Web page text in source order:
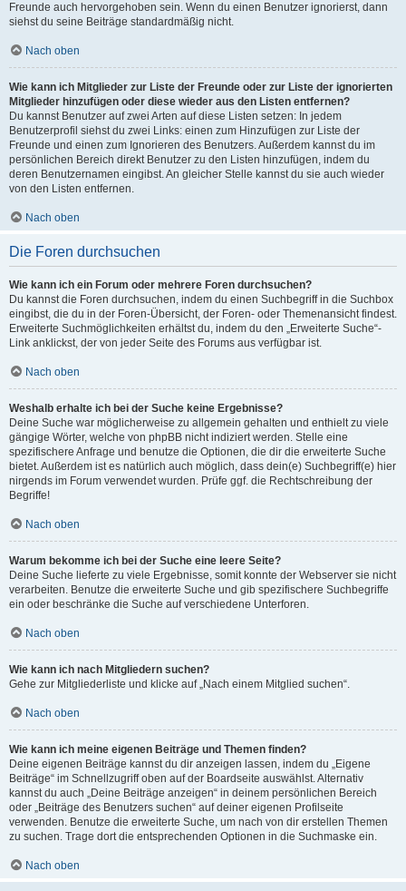
Freunde auch hervorgehoben sein. Wenn du einen Benutzer ignorierst, dann
siehst du seine Beiträge standardmäßig nicht.
Nach oben
Wie kann ich Mitglieder zur Liste der Freunde oder zur Liste der ignorierten
Mitglieder hinzufügen oder diese wieder aus den Listen entfernen?
Du kannst Benutzer auf zwei Arten auf diese Listen setzen: In jedem
Benutzerprofil siehst du zwei Links: einen zum Hinzufügen zur Liste der
Freunde und einen zum Ignorieren des Benutzers. Außerdem kannst du im
persönlichen Bereich direkt Benutzer zu den Listen hinzufügen, indem du
deren Benutzernamen eingibst. An gleicher Stelle kannst du sie auch wieder
von den Listen entfernen.
Nach oben
Die Foren durchsuchen
Wie kann ich ein Forum oder mehrere Foren durchsuchen?
Du kannst die Foren durchsuchen, indem du einen Suchbegriff in die Suchbox
eingibst, die du in der Foren-Übersicht, der Foren- oder Themenansicht findest.
Erweiterte Suchmöglichkeiten erhältst du, indem du den „Erweiterte Suche“-
Link anklickst, der von jeder Seite des Forums aus verfügbar ist.
Nach oben
Weshalb erhalte ich bei der Suche keine Ergebnisse?
Deine Suche war möglicherweise zu allgemein gehalten und enthielt zu viele
gängige Wörter, welche von phpBB nicht indiziert werden. Stelle eine
spezifischere Anfrage und benutze die Optionen, die dir die erweiterte Suche
bietet. Außerdem ist es natürlich auch möglich, dass dein(e) Suchbegriff(e) hier
nirgends im Forum verwendet wurden. Prüfe ggf. die Rechtschreibung der
Begriffe!
Nach oben
Warum bekomme ich bei der Suche eine leere Seite?
Deine Suche lieferte zu viele Ergebnisse, somit konnte der Webserver sie nicht
verarbeiten. Benutze die erweiterte Suche und gib spezifischere Suchbegriffe
ein oder beschränke die Suche auf verschiedene Unterforen.
Nach oben
Wie kann ich nach Mitgliedern suchen?
Gehe zur Mitgliederliste und klicke auf „Nach einem Mitglied suchen“.
Nach oben
Wie kann ich meine eigenen Beiträge und Themen finden?
Deine eigenen Beiträge kannst du dir anzeigen lassen, indem du „Eigene
Beiträge“ im Schnellzugriff oben auf der Boardseite auswählst. Alternativ
kannst du auch „Deine Beiträge anzeigen“ in deinem persönlichen Bereich
oder „Beiträge des Benutzers suchen“ auf deiner eigenen Profilseite
verwenden. Benutze die erweiterte Suche, um nach von dir erstellen Themen
zu suchen. Trage dort die entsprechenden Optionen in die Suchmaske ein.
Nach oben